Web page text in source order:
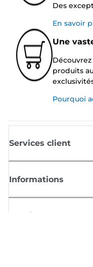
Des
En savoir
Une
produits
Pourquoi
Services client
Informations
Boutique